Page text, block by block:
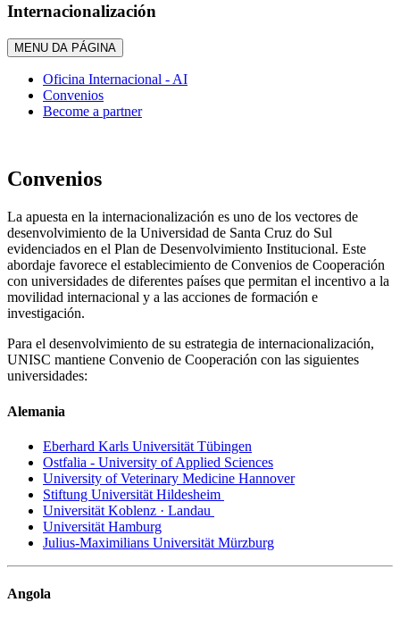
Internacionalización
MENU DA PÁGINA
Oficina Internacional - AI
Convenios
Become a partner
Convenios
La apuesta en la internacionalización es uno de los vectores de
desenvolvimiento de la Universidad de Santa Cruz do Sul
evidenciados en el Plan de Desenvolvimiento Institucional. Este
abordaje favorece el establecimiento de Convenios de Cooperación
con universidades de diferentes países que permitan el incentivo a la
movilidad internacional y a las acciones de formación e
investigación.
Para el desenvolvimiento de su estrategia de internacionalización,
UNISC mantiene Convenio de Cooperación con las siguientes
universidades:
Alemania
Eberhard Karls Universität Tübingen
Ostfalia - University of Applied Sciences
University of Veterinary Medicine Hannover
Stiftung Universität Hildesheim
Universität Koblenz · Landau
Universität Hamburg
Julius-Maximilians Universität Mürzburg
Angola